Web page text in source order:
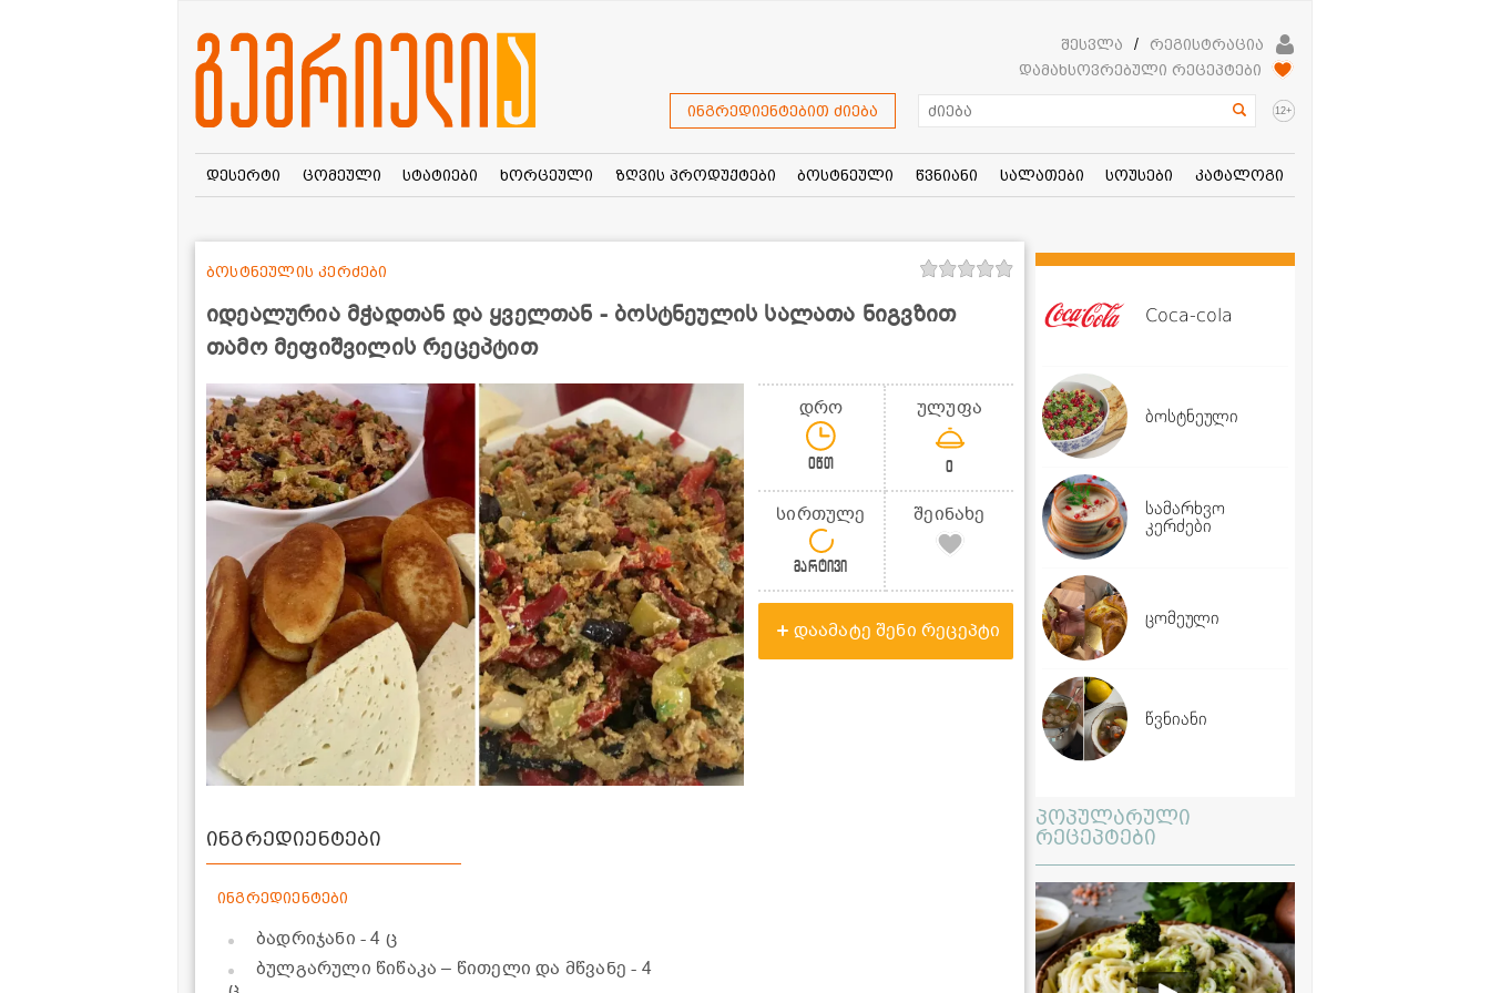
შესვლა /
რეგისტრაცია
დამახსოვრებული რეცეპტები
ინგრედიენტებით ძიება 12+
დესერტი ცომეული სტატიები ხორცეული ზღვის პროდუქტები ბოსტნეული წვნიანი სალათები სოუსები კატალოგი
იდეალურია მჭადთან და ყველთან - ბოსტნეულის სალათა ნიგვზით
თამო მეფიშვილის რეცეპტით
ბოსტნეულის კერძები
დრო
0წთ
ულუფა
0
სირთულე
მარტივი
შეინახე
დაამატე შენი რეცეპტი
ინგრედიენტები
ინგრედიენტები
ბადრიჯანი - 4 ც
ბულგარული წიწაკა – წითელი და მწვანე- 4
Coca-cola
ბოსტნეული
სამარხვო
კერძები
ცომეული
წვნიანი
პოპულარული
რეცეპტები